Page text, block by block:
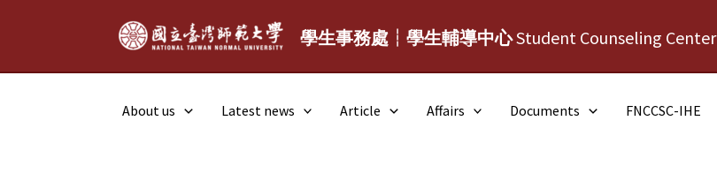
學生事務處┆學生輔導中心Student Counseling Center
About us Latest news Article Affairs Documents FNCCSC-IHE